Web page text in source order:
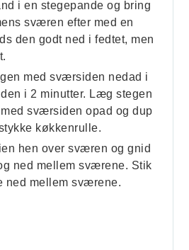
i en stegepande og bring
sværen efter med en
den godt ned i fedtet, men
med sværsiden nedad i
i 2 minutter. Læg stegen
sværsiden opad og dup
køkkenrulle.
hen over sværen og gnid
ned mellem sværene. Stik
ned mellem sværene.